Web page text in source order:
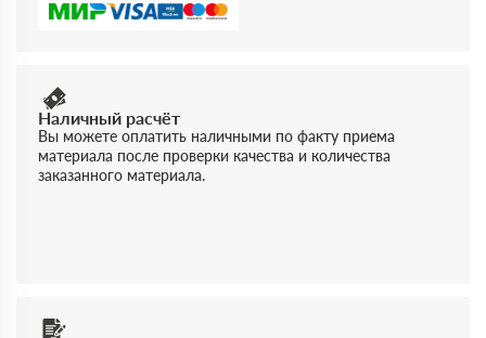
Наличный расчёт
Вы можете оплатить наличными по факту приема
материала после проверки качества и количества
заказанного материала.